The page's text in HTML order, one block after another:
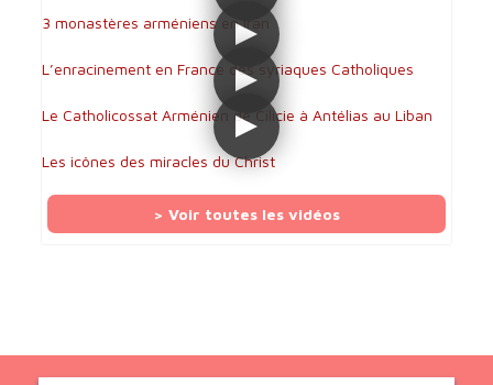
3 monastères arméniens en Iran
L’enracinement en France des syriaques Catholiques
Le Catholicossat Arménien de Cilicie à Antélias au Liban
Les icônes des miracles du Christ
> Voir toutes les vidéos